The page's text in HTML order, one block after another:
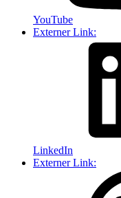
YouTube
Externer Link:
LinkedIn
Externer Link: